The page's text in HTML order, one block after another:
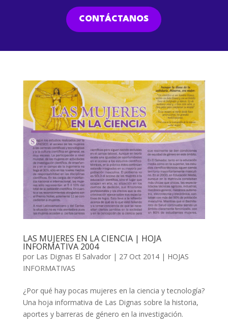
CONTÁCTANOS
LAS MUJERES EN LA CIENCIA | HOJA
INFORMATIVA 2004
por Las Dignas El Salvador| 27 Oct 2014| HOJAS
INFORMATIVAS
¿Por qué hay pocas mujeres en la ciencia y tecnología?
Una hoja informativa de Las Dignas sobre la historia,
aportes y barreras de género en la investigación.